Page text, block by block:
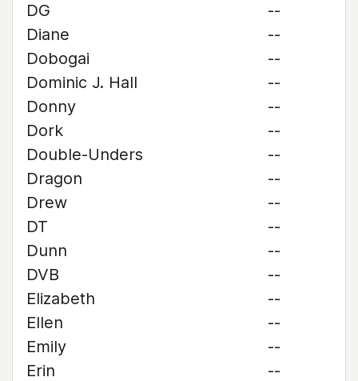
DG
--
Diane
--
Dobogai
--
Dominic J. Hall
--
Donny
--
Dork
--
Double-Unders
--
Dragon
--
Drew
--
DT
--
Dunn
--
DVB
--
Elizabeth
--
Ellen
--
Emily
--
Erin
--